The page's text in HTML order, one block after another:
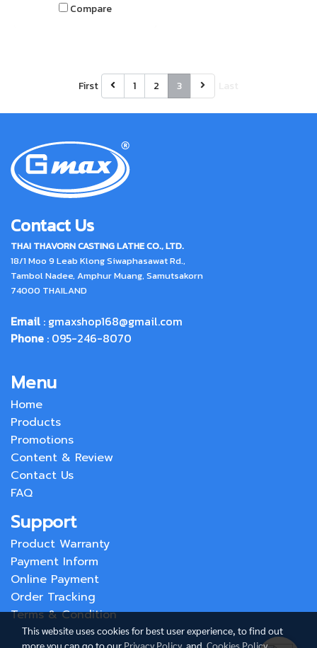
Compare
First 1 2 3
Contact Us
THAI THAVORN CASTING LATHE CO., LTD.
18/1 Moo 9 Leab Klong Siwaphasawat Rd.,
Tambol Nadee, Amphur Muang, Samutsakorn
74000 THAILAND
Email : gmaxshop168@gmail.com
Phone : 095-246-8070
Menu
Home
Products
Promotions
Content & Review
Contact Us
FAQ
Support
Product Warranty
Payment Inform
Online Payment
Order Tracking
Terms & Condition
This website uses cookies for best user experience, to find out
more you can go to our Privacy Policyand Cookies Policy